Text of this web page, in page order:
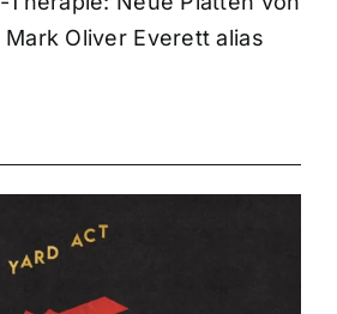
Oliver Everett alias